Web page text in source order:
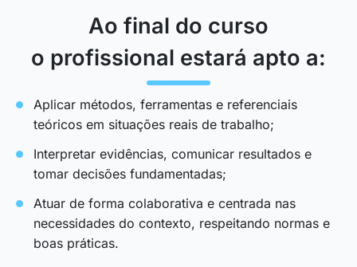
Ao final do curso
o profissional estará apto a:
Aplicar métodos, ferramentas e referenciais
teóricos em situações reais de trabalho;
Interpretar evidências, comunicar resultados e
tomar decisões fundamentadas;
Atuar de forma colaborativa e centrada nas
necessidades do contexto, respeitando normas e
boas práticas.